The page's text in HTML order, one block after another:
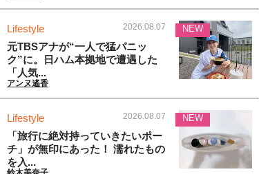
Lifestyle 2026.08.07
元TBSアナが“一人で猛パニッ
ク”に。日ハム本拠地で遭遇した
「人気...
アンヌ遙香
NEW
Lifestyle 2026.08.07
「旅行に絶対持っていきたいポー
チ」が無印にあった！ 濡れたもの
を入...
NEW